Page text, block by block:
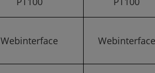
Webinterface Webinterface